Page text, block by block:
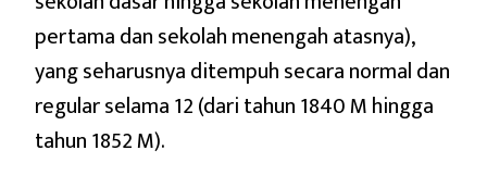
pertama dan sekolah menengah atasnya),
yang seharusnya ditempuh secara normal dan
regular selama 12 (dari tahun 1840 M hingga
tahun 1852 M).